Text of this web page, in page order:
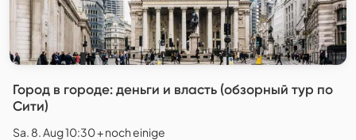
Город в городе: деньги и власть (обзорный тур по
Сити)
Sa. 8. Aug 10:30 + noch einige